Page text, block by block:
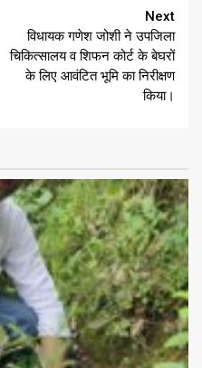
Next
विधायक गणेश जोशी ने उपजिला
चिकित्सालय व शिफन कोर्ट के बेघरों
के लिए आवंटित भूमि का निरीक्षण
किया।